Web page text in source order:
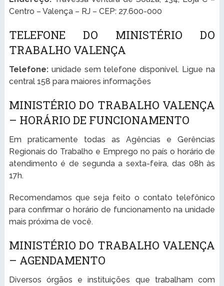
Centro – Valença – RJ – CEP: 27.600-000
TELEFONE DO MINISTÉRIO DO
TRABALHO VALENÇA
Telefone:unidade sem telefone disponível. Ligue na
central 158 para maiores informações
MINISTÉRIO DO TRABALHO VALENÇA
– HORÁRIO DE FUNCIONAMENTO
Em praticamente todas as Agências e Gerências
Regionais do Trabalho e Emprego no país o horário de
atendimento é de segunda a sexta-feira, das 08h às
17h.
Recomendamos que seja feito o contato telefônico
para confirmar o horário de funcionamento na unidade
mais próxima de você.
MINISTÉRIO DO TRABALHO VALENÇA
– AGENDAMENTO
Diversos órgãos e instituições que trabalham com